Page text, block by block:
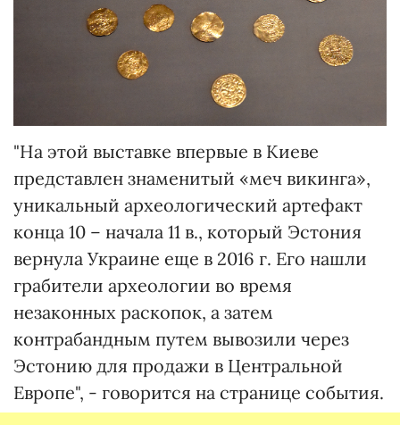
"На этой выставке впервые в Киеве
представлен знаменитый «меч викинга»,
уникальный археологический артефакт
конца 10 – начала 11 в., который Эстония
вернула Украине еще в 2016 г. Его нашли
грабители археологии во время
незаконных раскопок, а затем
контрабандным путем вывозили через
Эстонию для продажи в Центральной
Европе", - говорится на странице события.